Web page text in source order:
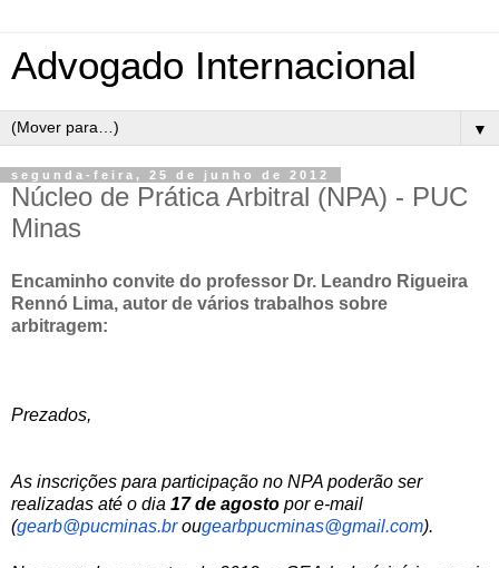
Advogado Internacional
▼
segunda-feira, 25 de junho de 2012
Núcleo de Prática Arbitral (NPA) - PUC
Minas
Encaminho convite do professor Dr. Leandro Rigueira
Rennó Lima, autor de vários trabalhos sobre
arbitragem:
Prezados,
As inscrições para participação no NPA poderão ser
realizadas até o dia 17 de agosto por e-mail
(gearb@pucminas.brougearbpucminas@gmail.com).